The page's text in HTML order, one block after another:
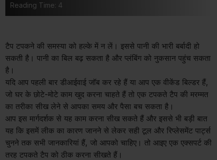
Reading Time: 4
टैप टपकने की समस्या को हल्के में न लें। इससे पानी की भारी बर्बादी हो
सकती है। पानी का बिल बढ़ सकता है और प्लंबिंग को नुकसान पहुंच सकता
है।
यदि आप पहली बार डीआईवाई जॉब कर रहे हैं या आप एक वीकेंड बिल्डर हैं,
जो घर के छोटे-मोटे काम खुद करना चाहते हैं तो एक टपकते टैप की मरम्मत
का तरीका सीख लेने से आपका समय और पैसा बच सकता है।
आप इस मार्गदर्शक से यह काम करना सीख सकते हैं और इससे भी बड़ी बात
यह कि इसमें लीक का कारण जानने से लेकर सही टूल और रिप्लेसमेंट पार्ट्स
चुनने तक सभी जानकारियां हैं, जो आपको चाहिए। तो आइए एक एक्सपर्ट की
तरह टपकते टैप को ठीक करना सीखते हैं।